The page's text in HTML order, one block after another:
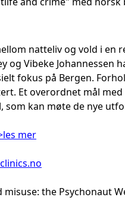
natteliv og vold i en
og Vibeke
fokus på Bergen.
Et overordnet mål
kan møte de nye
mer
the Psychonaut